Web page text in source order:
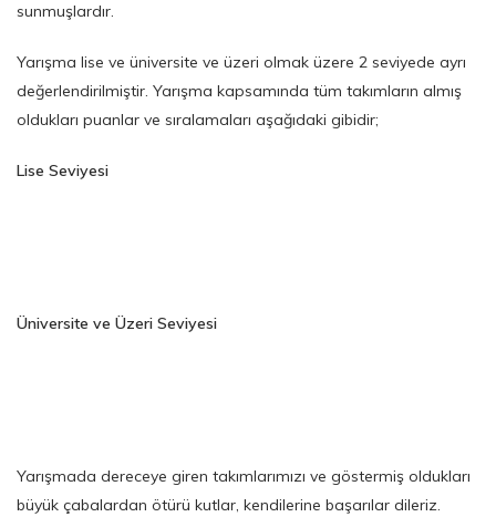
sunmuşlardır.
Yarışma lise ve üniversite ve üzeri olmak üzere 2 seviyede ayrı
değerlendirilmiştir. Yarışma kapsamında tüm takımların almış
oldukları puanlar ve sıralamaları aşağıdaki gibidir;
Lise Seviyesi
Üniversite ve Üzeri Seviyesi
Yarışmada dereceye giren takımlarımızı ve göstermiş oldukları
büyük çabalardan ötürü kutlar, kendilerine başarılar dileriz.